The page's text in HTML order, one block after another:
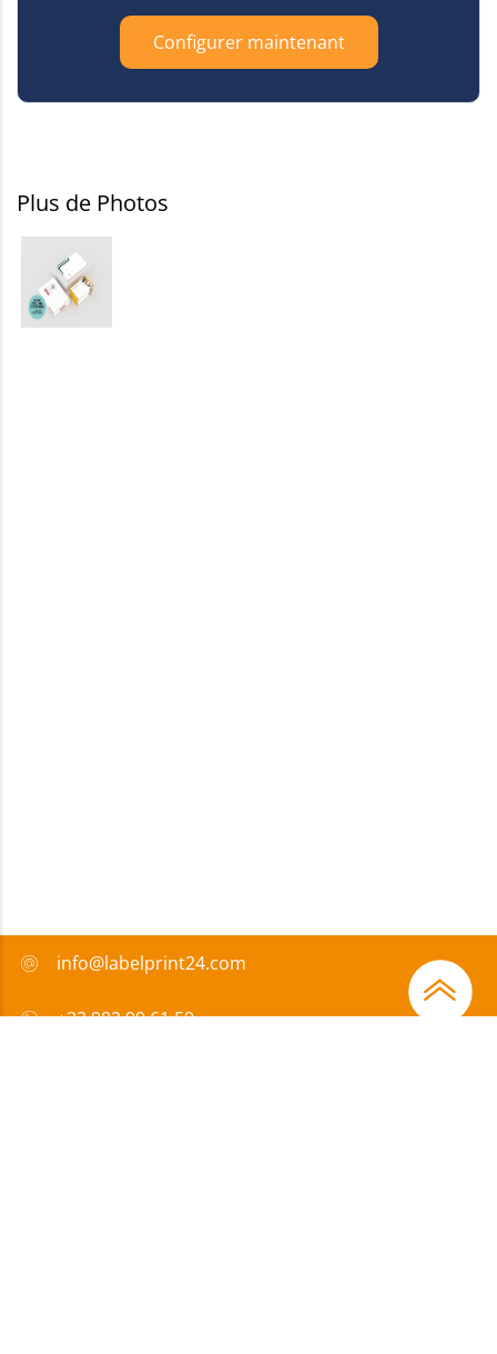
Configurer maintenant
Plus de Photos
info@labelprint24.com
+33 982 99 61 59